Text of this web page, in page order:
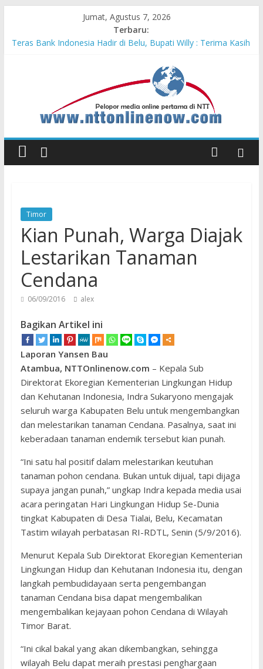
Jumat, Agustus 7, 2026
Terbaru:
Teras Bank Indonesia Hadir di Belu, Bupati Willy : Terima Kasih
Astra Honda Siap Lanjutkan Performa Positif di ARRC
Pengadaan Kapal PPA Perkuat Kemampuan Pertahanan Udara
TNI AL Hadapi Ancaman Maritim Modern
Cahaya Kemerdekaan di Nonotbatan: Listrik Masuk Desa, PLN
Honda AT Family Day Semarakkan 11 Kota di Jawa Timur
Timor
Kian Punah, Warga Diajak
Lestarikan Tanaman
Cendana
06/09/2016 alex
Bagikan Artikel ini
Laporan Yansen Bau
Atambua, NTTOnlinenow.com – Kepala Sub
Direktorat Ekoregian Kementerian Lingkungan Hidup
dan Kehutanan Indonesia, Indra Sukaryono mengajak
seluruh warga Kabupaten Belu untuk mengembangkan
dan melestarikan tanaman Cendana. Pasalnya, saat ini
keberadaan tanaman endemik tersebut kian punah.
“Ini satu hal positif dalam melestarikan keutuhan
tanaman pohon cendana. Bukan untuk dijual, tapi dijaga
supaya jangan punah,” ungkap Indra kepada media usai
acara peringatan Hari Lingkungan Hidup Se-Dunia
tingkat Kabupaten di Desa Tialai, Belu, Kecamatan
Tastim wilayah perbatasan RI-RDTL, Senin (5/9/2016).
Menurut Kepala Sub Direktorat Ekoregian Kementerian
Lingkungan Hidup dan Kehutanan Indonesia itu, dengan
langkah pembudidayaan serta pengembangan
tanaman Cendana bisa dapat mengembalikan
mengembalikan kejayaan pohon Cendana di Wilayah
Timor Barat.
“Ini cikal bakal yang akan dikembangkan, sehingga
wilayah Belu dapat meraih prestasi penghargaan